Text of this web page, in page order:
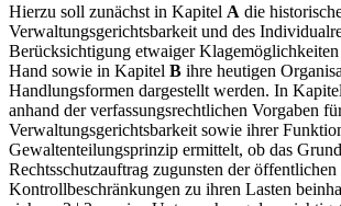
Hierzu soll zunächst in Kapitel A die
Verwaltungsgerichtsbarkeit und des
Berücksichtigung etwaiger
Hand sowie in Kapitel B ihre heutigen
Handlungsformen dargestellt werden. In Kapitel
anhand der verfassungsrechtlichen Vorgaben
Verwaltungsgerichtsbarkeit sowie ihrer
Gewaltenteilungsprinzip ermittelt, ob das
Rechtsschutzauftrag zugunsten der
Kontrollbeschränkungen zu ihren Lasten